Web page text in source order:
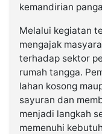
kemandirian
Melalui kegiatan
mengajak
terhadap sektor
rumah tangga.
lahan kosong
sayuran dan
menjadi langkah
memenuhi